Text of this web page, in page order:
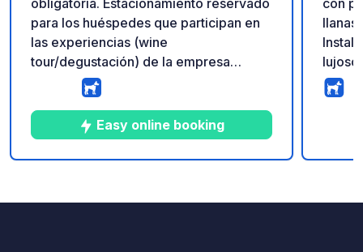
para los huéspedes que participan en
las experiencias (wine
tour/degustación) de la empresa
Winery San Giorgio a Lapi. Última
llegada del día antes de las 17:30
horas. Degustaciones abiertas de Abril
a Octubre. Reserva desde la web
seleccionar plaza camper para el
Easy online booking
llanas
m,